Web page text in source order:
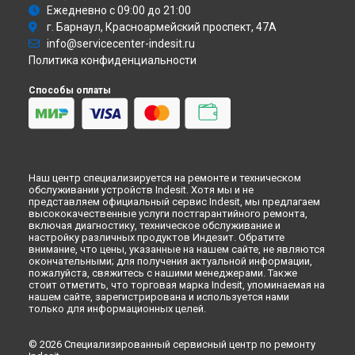
Ремонт холодильника NUS 16.1 A H Indesit в
Ремонт холодильника NUS 16.1 A H Indesit в Набережных
Челнах
Ремонт холодильника NUS 16.1 A H Indesit в
Ежедневно с 09:00 до 21:00
г. Барнаул, Красноармейский проспект, 47А
info@servicecenter-indesit.ru
Политика конфиденциальности
Способы оплаты
Наш центр специализируется на ремонте и техническом
обслуживании устройств Indesit. Хотя мы и не
представляем официальный сервис Indesit, мы предлагаем
высококачественные услуги постгарантийного ремонта,
включая диагностику, техническое обслуживание и
настройку различных продуктов Индезит. Обратите
внимание, что цены, указанные на нашем сайте, не являются
окончательными; для получения актуальной информации,
пожалуйста, свяжитесь с нашими менеджерами. Также
стоит отметить, что торговая марка Indesit, упоминаемая на
нашем сайте, зарегистрирована и используется нами
только для информационных целей.
© 2026 Специализированный сервисный центр по ремонту